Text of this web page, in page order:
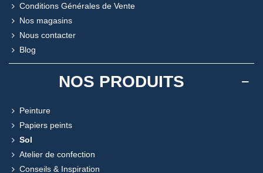
Conditions Générales de Vente
Nos magasins
Nous contacter
Blog
NOS PRODUITS
Peinture
Papiers peints
Sol
Atelier de confection
Conseils & Inspiration